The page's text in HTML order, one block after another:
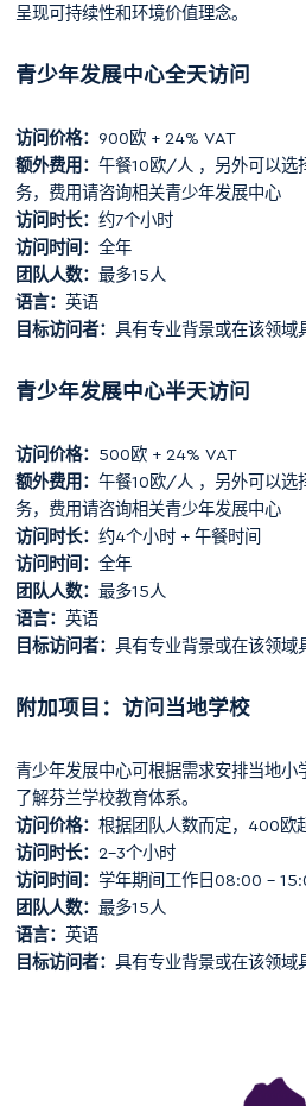
呈现可持续性和环境价值理念。
青少年发展中心全天访问
访问价格： 900欧 + 24% VAT
额外费用： 午餐10欧/人 ，另外可以选
务，费用请咨询相关青少年发展中心
访问时长： 约7个小时
访问时间： 全年
团队人数： 最多15人
语言： 英语
目标访问者： 具有专业背景或在该领域
青少年发展中心半天访问
访问价格： 500欧 + 24% VAT
额外费用： 午餐10欧/人 ，另外可以选
务，费用请咨询相关青少年发展中心
访问时长： 约4个小时 + 午餐时间
访问时间： 全年
团队人数： 最多15人
语言： 英语
目标访问者： 具有专业背景或在该领域
附加项目：访问当地学校
青少年发展中心可根据需求安排当地小
了解芬兰学校教育体系。
访问价格： 根据团队人数而定，400欧
访问时长： 2-3个小时
访问时间： 学年期间工作日08:00 –
团队人数： 最多15人
语言： 英语
目标访问者： 具有专业背景或在该领域